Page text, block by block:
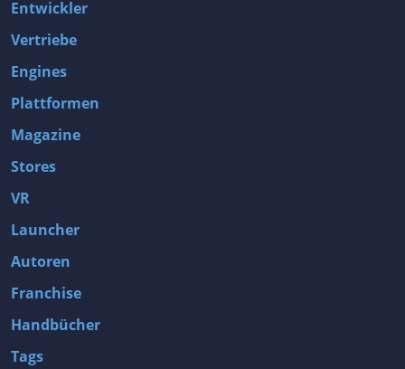
Entwickler
Vertriebe
Engines
Plattformen
Magazine
Stores
VR
Launcher
Autoren
Franchise
Handbücher
Tags